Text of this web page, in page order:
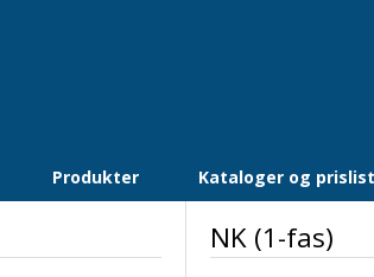
Produkter Kataloger og
NK (1-fas)